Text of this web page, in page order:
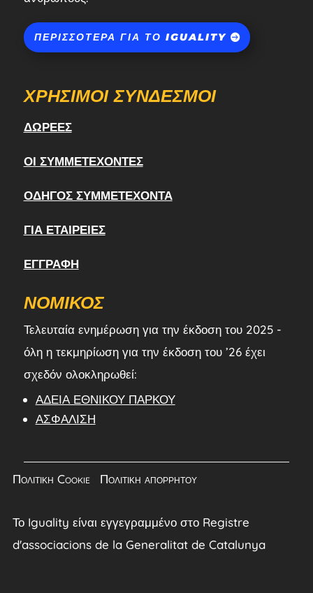
ΠΕΡΙΣΣΌΤΕΡΑ ΓΙΑ ΤΟ IGUALITY
ΧΡΉΣΙΜΟΙ ΣΎΝΔΕΣΜΟΙ
ΔΩΡΕΈΣ
ΟΙ ΣΥΜΜΕΤΈΧΟΝΤΕΣ
ΟΔΗΓΌΣ ΣΥΜΜΕΤΈΧΟΝΤΑ
ΓΙΑ ΕΤΑΙΡΕΊΕΣ
ΕΓΓΡΑΦΉ
ΝΟΜΙΚΌΣ
Τελευταία ενημέρωση για την έκδοση του 2025 -
όλη η τεκμηρίωση για την έκδοση του ’26 έχει
σχεδόν ολοκληρωθεί:
ΆΔΕΙΑ ΕΘΝΙΚΟΎ ΠΆΡΚΟΥ
ΑΣΦΆΛΙΣΗ
Πολιτική Cookie Πολιτική απορρήτου
Το Iguality είναι εγγεγραμμένο στο Registre
d'associacions de la Generalitat de Catalunya